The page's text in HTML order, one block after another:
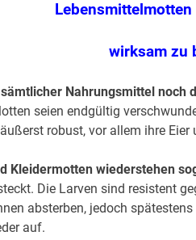
wirksam zu
Nahrungsmittel noch
seien endgültig
robust, vor allem ihre
Kleidermotten wiederstehen
Die Larven sind resistent
absterben, jedoch
auf.